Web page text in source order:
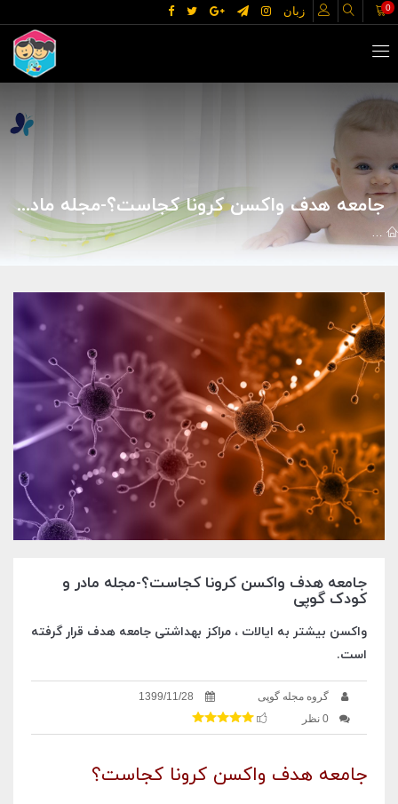
زبان 0
جامعه هدف واکسن کرونا کجاست؟-مجله مادر و کودک گوپی
علمی و فناوری جامعه هدف واکسن کرونا کجاست؟-مجله مادر
جامعه هدف واکسن کرونا کجاست؟-مجله مادر و
کودک گوپی
واکسن بیشتر به ایالات ، مراکز بهداشتی جامعه هدف قرار گرفته
است.
گروه مجله گوپی
1399/11/28
0 نظر
جامعه هدف واکسن کرونا کجاست؟